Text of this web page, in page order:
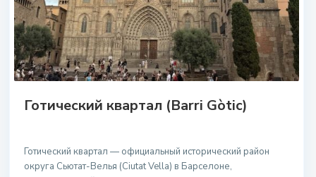
Готический квартал (Barri Gòtic)
Готический квартал — официальный исторический район
округа Сьютат-Велья (Ciutat Vella) в Барселоне,